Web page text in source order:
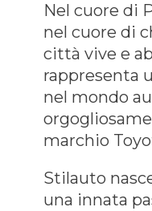
Nel cuore di
nel cuore di
città vive e
rappresenta
nel mondo
marchio
Stilauto
una innata